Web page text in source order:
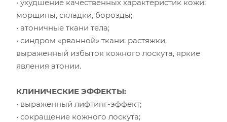
• ухудшение качественных характеристик кожи:
морщины, складки, борозды;
• атоничные ткани тела;
• синдром «рванной» ткани: растяжки,
выраженный избыток кожного лоскута, яркие
явления атонии.
КЛИНИЧЕСКИЕ ЭФФЕКТЫ:
• выраженный лифтинг-эффект;
• сокращение кожного лоскута;